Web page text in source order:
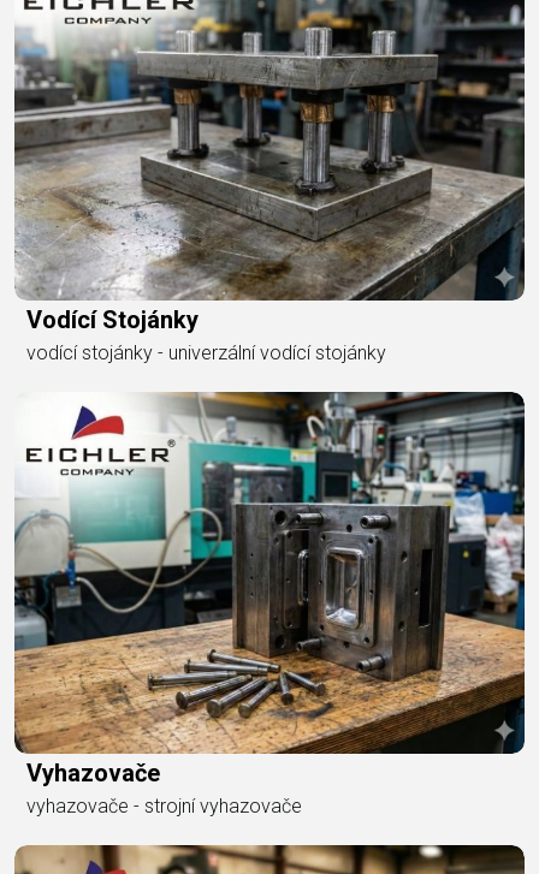
Vodící Stojánky
vodící stojánky - univerzální vodící stojánky
Vyhazovače
vyhazovače - strojní vyhazovače